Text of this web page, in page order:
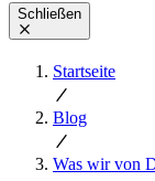
Schließen
Startseite
Blog
Was wir von